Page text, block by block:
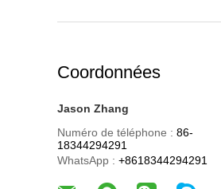
Coordonnées
Jason Zhang
Numéro de téléphone : 86-
18344294291
WhatsApp : +8618344294291